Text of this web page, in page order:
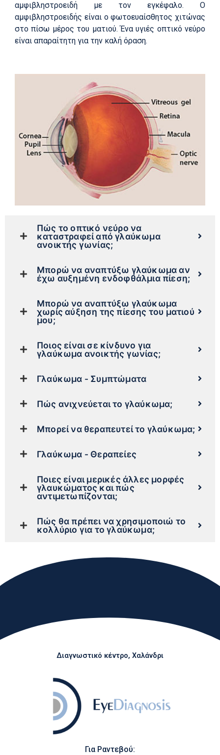
αμφιβληστροειδή με τον εγκέφαλο. Ο
αμφιβληστροειδής είναι ο φωτοευαίσθητος χιτώνας
στο πίσω μέρος του ματιού. Ένα υγιές οπτικό νεύρο
είναι απαραίτητη για την καλή όραση.
Πώς το οπτικό νεύρο να
καταστραφεί από γλαύκωμα
ανοικτής γωνίας;
Μπορώ να αναπτύξω γλαύκωμα αν
έχω αυξημένη ενδοφθάλμια πίεση;
Μπορώ να αναπτύξω γλαύκωμα
χωρίς αύξηση της πίεσης του ματιού
μου;
Ποιος είναι σε κίνδυνο για
γλαύκωμα ανοικτής γωνίας;
Γλαύκωμα - Συμπτώματα
Πώς ανιχνεύεται το γλαύκωμα;
Μπορεί να θεραπευτεί το γλαύκωμα;
Γλαύκωμα - Θεραπείες
Ποιες είναι μερικές άλλες μορφές
γλαυκώματος και πώς
αντιμετωπίζονται;
Πώς θα πρέπει να χρησιμοποιώ το
κολλύριο για το γλαύκωμα;
Διαγνωστικό κέντρο, Χαλάνδρι
Για Ραντεβού: